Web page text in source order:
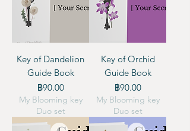
Key of Dandelion
Guide Book
ราคา
฿90.00
My Blooming key
Duo set
Key of Orchid
Guide Book
ราคา
฿90.00
My Blooming key
Duo set